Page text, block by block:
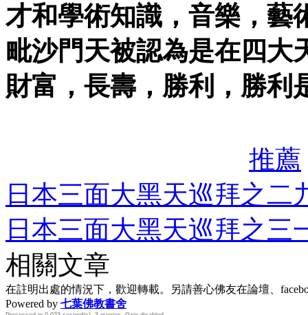
才和學術知識，音樂，藝
毗沙門天被認為是在四大
財富，長壽，勝利，勝利
推薦
日本三面大黑天巡拜之二
日本三面大黑天巡拜之三
相關文章
在註明出處的情況下，歡迎轉載。另請善心佛友在論壇、
Powered by 七葉佛教書舍